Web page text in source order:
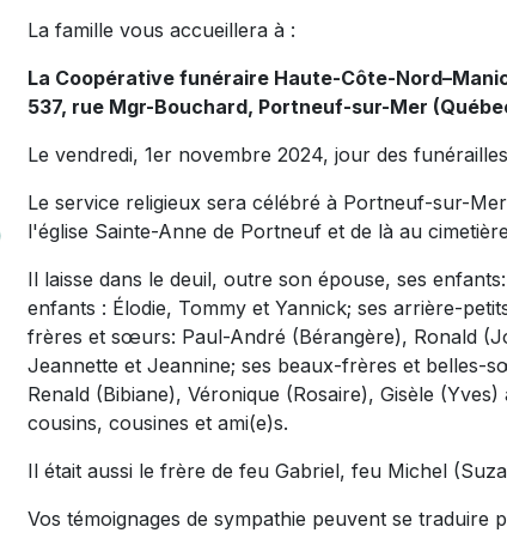
La famille vous accueillera à :
La Coopérative funéraire Haute-Côte-
537, rue Mgr-Bouchard, Portneuf-sur-Mer
Le vendredi, 1er novembre 2024, jour des
Le service religieux sera célébré à Portneuf-sur-
l'église Sainte-Anne de Portneuf et de là au
Il laisse dans le deuil, outre son épouse, ses
enfants : Élodie, Tommy et Yannick; ses arrière-
frères et sœurs: Paul-André (Bérangère), Ronald
Jeannette et Jeannine; ses beaux-frères et belles-
Renald (Bibiane), Véronique (Rosaire), Gisèle
cousins, cousines et ami(e)s.
Il était aussi le frère de feu Gabriel, feu Michel
Vos témoignages de sympathie peuvent se traduire